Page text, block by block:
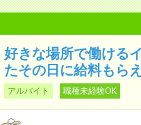
好きな場所で働ける
たその日に給料もら
アルバイト 職種未経験OK